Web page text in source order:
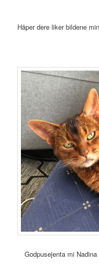
Håper dere liker bildene
Godpusejenta mi